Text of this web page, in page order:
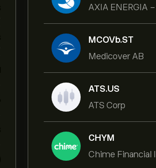
AXIA ENERGIA
MCOVb.ST
Medicover AB
ATS.US
ATS Corp
CHYM
Chime Financial